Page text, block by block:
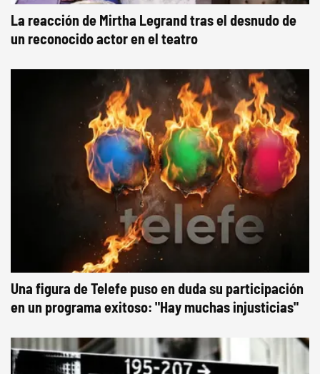
La reacción de Mirtha Legrand tras el desnudo de
un reconocido actor en el teatro
Una figura de Telefe puso en duda su participación
en un programa exitoso: "Hay muchas injusticias"